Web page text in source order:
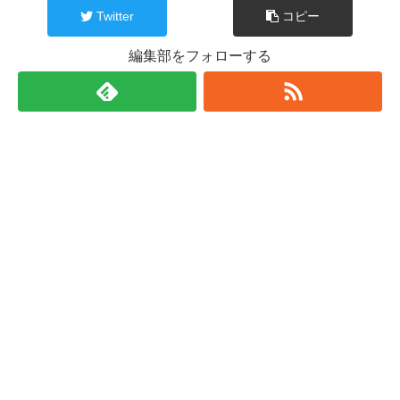
Twitter コピー
編集部をフォローする